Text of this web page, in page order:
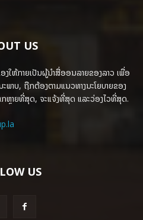
US
ງໃຫ້ກາຍເປັນຜູ້ນຳສື່ອອນລາຍຂອງລາວ ເພື່ອ
າບ, ຖືກຕ້ອງຕາມແນວທາງນະໂຍບາຍຂອງ
ຫຼາຍທີ່ສຸດ, ຈະແຈ້ງທີ່ສຸດ ແລະວ່ອງໄວທີ່ສຸດ.
US